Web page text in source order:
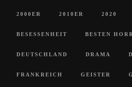
2000ER 2010ER 2020
BESESSENHEIT BESTEN
DEUTSCHLAND DRAMA
FRANKREICH GEISTER